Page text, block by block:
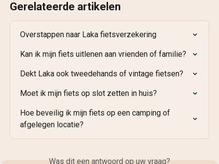
Gerelateerde artikelen
Overstappen naar Laka fietsverzekering
Kan ik mijn fiets uitlenen aan vrienden of familie?
Dekt Laka ook tweedehands of vintage fietsen?
Moet ik mijn fiets op slot zetten in huis?
Hoe beveilig ik mijn fiets op een camping of
afgelegen locatie?
Was dit een antwoord op uw vraag?